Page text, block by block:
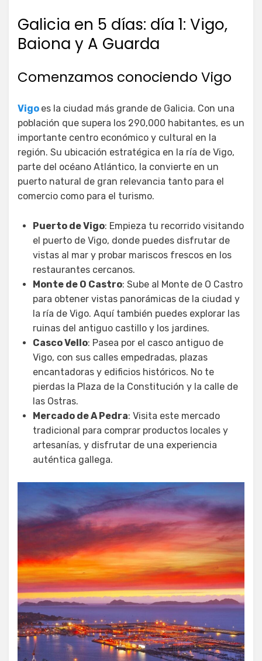
Galicia en 5 días: día 1: Vigo,
Baiona y A Guarda
Comenzamos conociendo Vigo
Vigo es la ciudad más grande de Galicia. Con una
población que supera los 290,000 habitantes, es un
importante centro económico y cultural en la
región. Su ubicación estratégica en la ría de Vigo,
parte del océano Atlántico, la convierte en un
puerto natural de gran relevancia tanto para el
comercio como para el turismo.
Puerto de Vigo: Empieza tu recorrido visitando
el puerto de Vigo, donde puedes disfrutar de
vistas al mar y probar mariscos frescos en los
restaurantes cercanos.
Monte de O Castro: Sube al Monte de O Castro
para obtener vistas panorámicas de la ciudad y
la ría de Vigo. Aquí también puedes explorar las
ruinas del antiguo castillo y los jardines.
Casco Vello: Pasea por el casco antiguo de
Vigo, con sus calles empedradas, plazas
encantadoras y edificios históricos. No te
pierdas la Plaza de la Constitución y la calle de
las Ostras.
Mercado de A Pedra: Visita este mercado
tradicional para comprar productos locales y
artesanías, y disfrutar de una experiencia
auténtica gallega.